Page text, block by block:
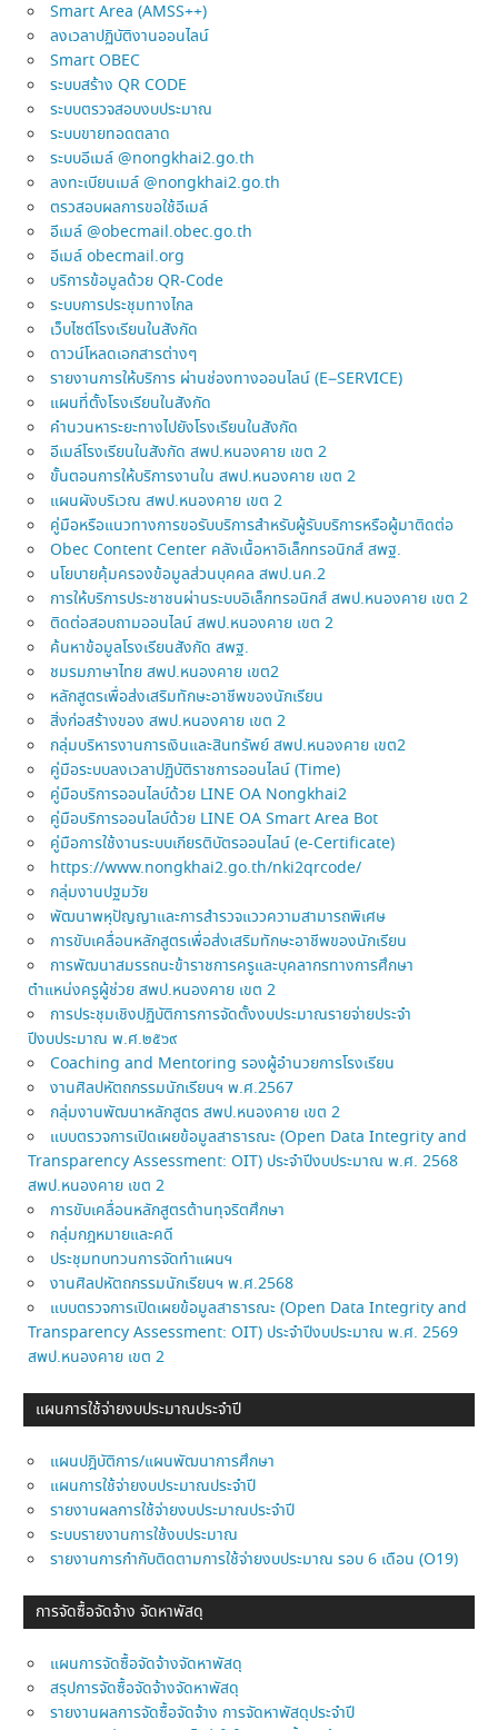
Smart Area (AMSS++)
ลงเวลาปฏิบัติงานออนไลน์
Smart OBEC
ระบบสร้าง QR CODE
ระบบตรวจสอบงบประมาณ
ระบบขายทอดตลาด
ระบบอีเมล์ @nongkhai2.go.th
ลงทะเบียนเมล์ @nongkhai2.go.th
ตรวสอบผลการขอใช้อีเมล์
อีเมล์ @obecmail.obec.go.th
อีเมล์ obecmail.org
บริการข้อมูลด้วย QR-Code
ระบบการประชุมทางไกล
เว็บไซต์โรงเรียนในสังกัด
ดาวน์โหลดเอกสารต่างๆ
รายงานการให้บริการ ผ่านช่องทางออนไลน์ (E–SERVICE)
แผนที่ตั้งโรงเรียนในสังกัด
คำนวนหาระยะทางไปยังโรงเรียนในสังกัด
อีเมล์โรงเรียนในสังกัด สพป.หนองคาย เขต 2
ขั้นตอนการให้บริการงานใน สพป.หนองคาย เขต 2
แผนผังบริเวณ สพป.หนองคาย เขต 2
คู่มือหรือแนวทางการขอรับบริการสำหรับผู้รับบริการหรือผู้มาติดต่อ
Obec Content Center คลังเนื้อหาอิเล็กทรอนิกส์ สพฐ.
นโยบายคุ้มครองข้อมูลส่วนบุคคล สพป.นค.2
การให้บริการประชาชนผ่านระบบอิเล็กทรอนิกส์ สพป.หนองคาย เขต 2
ติดต่อสอบถามออนไลน์ สพป.หนองคาย เขต 2
ค้นหาข้อมูลโรงเรียนสังกัด สพฐ.
ชมรมภาษาไทย สพป.หนองคาย เขต2
หลักสูตรเพื่อส่งเสริมทักษะอาชีพของนักเรียน
สิ่งก่อสร้างของ สพป.หนองคาย เขต 2
กลุ่มบริหารงานการเงินและสินทรัพย์ สพป.หนองคาย เขต2
คู่มือระบบลงเวลาปฏิบัติราชการออนไลน์ (Time)
คู่มือบริการออนไลบ์ด้วย LINE OA Nongkhai2
คู่มือบริการออนไลบ์ด้วย LINE OA Smart Area Bot
คู่มือการใช้งานระบบเกียรติบัตรออนไลน์ (e-Certificate)
https://www.nongkhai2.go.th/nki2qrcode/
กลุ่มงานปฐมวัย
พัฒนาพหุปัญญาและการสำรวจแววความสามารถพิเศษ
การขับเคลื่อนหลักสูตรเพื่อส่งเสริมทักษะอาชีพของนักเรียน
การพัฒนาสมรรถนะข้าราชการครูและบุคลากรทางการศึกษา
ตำแหน่งครูผู้ช่วย สพป.หนองคาย เขต 2
การประชุมเชิงปฏิบัติการการจัดตั้งงบประมาณรายจ่ายประจำ
ปีงบประมาณ พ.ศ.๒๕๖๙
Coaching and Mentoring รองผู้อำนวยการโรงเรียน
งานศิลปหัตถกรรมนักเรียนฯ พ.ศ.2567
กลุ่มงานพัฒนาหลักสูตร สพป.หนองคาย เขต 2
แบบตรวจการเปิดเผยข้อมูลสาธารณะ (Open Data Integrity and
Transparency Assessment: OIT) ประจำปีงบประมาณ พ.ศ. 2568
สพป.หนองคาย เขต 2
การขับเคลื่อนหลักสูตรต้านทุจริตศึกษา
กลุ่มกฎหมายและคดี
ประชุมทบทวนการจัดทำแผนฯ
งานศิลปหัตถกรรมนักเรียนฯ พ.ศ.2568
แบบตรวจการเปิดเผยข้อมูลสาธารณะ (Open Data Integrity and
Transparency Assessment: OIT) ประจำปีงบประมาณ พ.ศ. 2569
สพป.หนองคาย เขต 2
แผนการใช้จ่ายงบประมาณประจำปี
แผนปฎิบัติการ/แผนพัฒนาการศึกษา
แผนการใช้จ่ายงบประมาณประจำปี
รายงานผลการใช้จ่ายงบประมาณประจำปี
ระบบรายงานการใช้งบประมาณ
รายงานการกำกับติดตามการใช้จ่ายงบประมาณ รอบ 6 เดือน (O19)
การจัดซื้อจัดจ้าง จัดหาพัสดุ
แผนการจัดซื้อจัดจ้างจัดหาพัสดุ
สรุปการจัดซื้อจัดจ้างจัดหาพัสดุ
รายงานผลการจัดซื้อจัดจ้าง การจัดหาพัสดุประจำปี